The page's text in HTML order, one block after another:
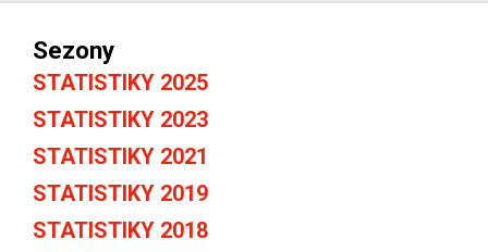
Sezony
STATISTIKY 2025
STATISTIKY 2023
STATISTIKY 2021
STATISTIKY 2019
STATISTIKY 2018